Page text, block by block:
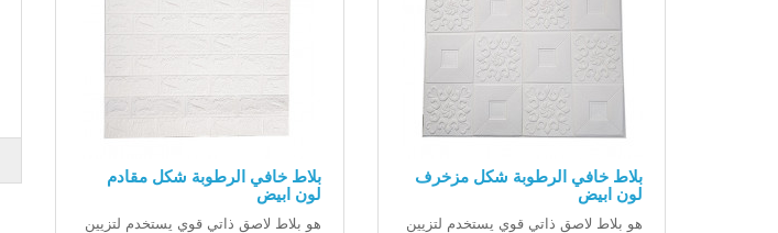
بلاط خافي الرطوبة شكل مزخرف
لون ابيض
هو بلاط لاصق ذاتي قوي يستخدم لتزيين
بلاط خافي الرطوبة شكل مقادم
لون ابيض
هو بلاط لاصق ذاتي قوي يستخدم لتزيين